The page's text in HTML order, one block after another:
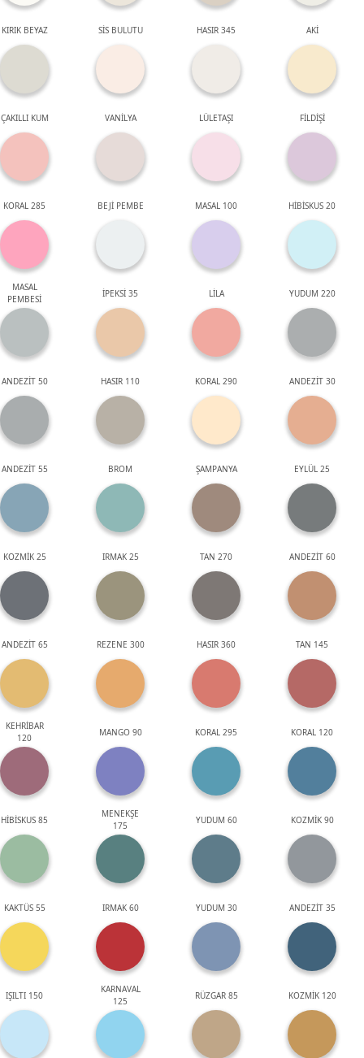
KIRIK BEYAZ SİS BULUTU HASIR 345 AKİ
ÇAKILLI KUM VANİLYA LÜLETAŞI FİLDİŞİ
KORAL 285 BEJİ PEMBE MASAL 100 HİBİSKUS 20
MASAL
PEMBESİ
İPEKSİ 35 LİLA YUDUM 220
ANDEZİT 50 HASIR 110 KORAL 290 ANDEZİT 30
ANDEZİT 55 BROM ŞAMPANYA EYLÜL 25
KOZMİK 25 IRMAK 25 TAN 270 ANDEZİT 60
ANDEZİT 65 REZENE 300 HASIR 360 TAN 145
KEHRİBAR
120
MANGO 90 KORAL 295 KORAL 120
HİBİSKUS 85
MENEKŞE
175
YUDUM 60 KOZMİK 90
KAKTÜS 55 IRMAK 60 YUDUM 30 ANDEZİT 35
IŞILTI 150
KARNAVAL
125
RÜZGAR 85 KOZMİK 120